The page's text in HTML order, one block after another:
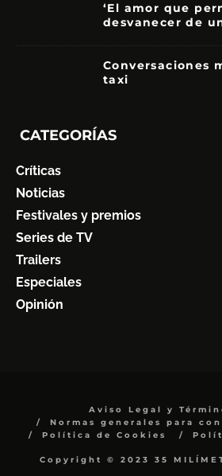
‘El amor que
desvanecer de
Conversaciones
taxi
CATEGORÍAS
Críticas
Noticias
Festivales y premios
Series de TV
Trailers
Especiales
Opinión
Aviso Legal y
Normas generales para
Política de Cookies
Copyright © 2023 35